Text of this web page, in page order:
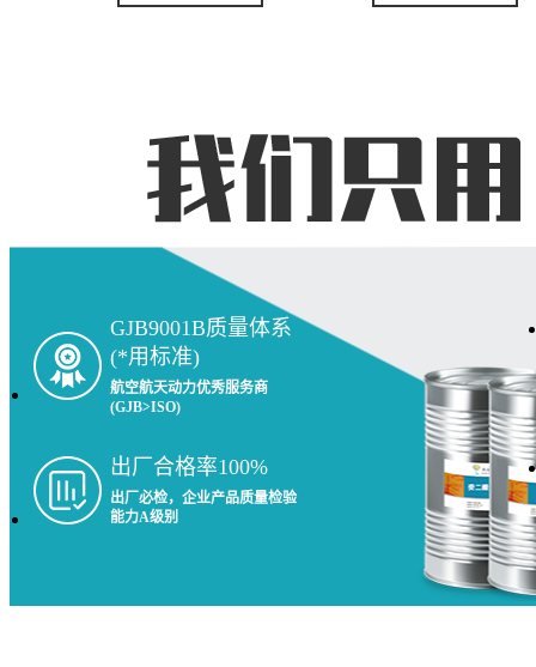
GJB9001B质量体系
(*用标准)
航空航天动力优秀服务商
(GJB>ISO)
出厂合格率100%
出厂必检，企业产品质量检验
能力A级别